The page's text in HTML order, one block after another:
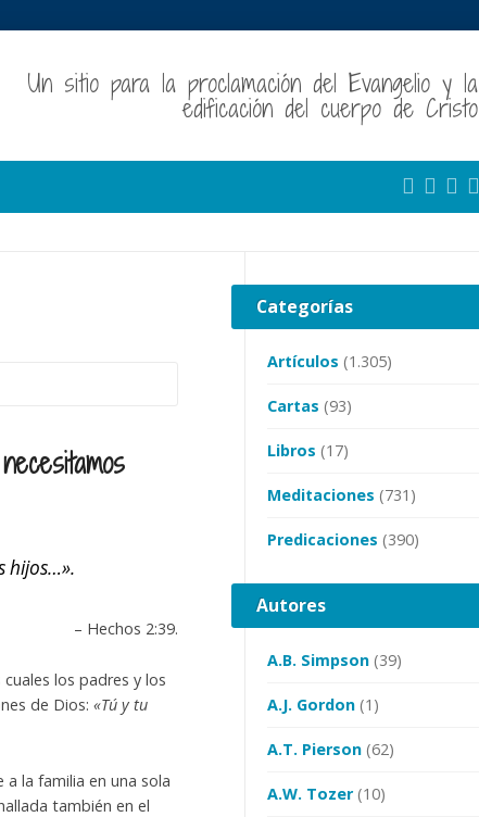
Un sitio para la proclamación del Evangelio y la
edificación del cuerpo de Cristo
hijos…».
– Hechos 2:39.
los padres y los
de Dios: «Tú y tu
la familia en una sola
también en el
Categorías
Artículos (1.305)
Cartas (93)
Libros (17)
Meditaciones (731)
Predicaciones (390)
Autores
A.B. Simpson (39)
A.J. Gordon (1)
A.T. Pierson (62)
A.W. Tozer(10)